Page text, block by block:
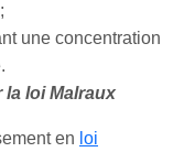
une concentration
loi Malraux
en loi